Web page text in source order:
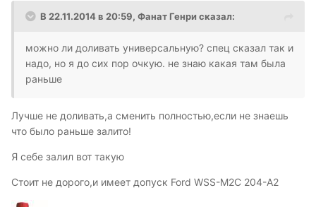
В 22.11.2014 в 20:59, Фанат Генри сказал:
можно ли доливать универсальную? спец сказал так и
надо, но я до сих пор очкую. не знаю какая там была
раньше
Лучше не доливать,а сменить полностью,если не знаешь
что было раньше залито!
Я себе залил вот такую
Стоит не дорого,и имеет допуск Ford WSS-M2C 204-A2